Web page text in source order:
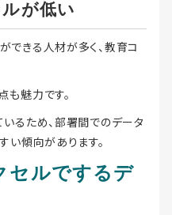
が低い
きる人材が多く、教育コ
魅力です。
るため、部署間でのデータ
い傾向があります。
セルでするデ